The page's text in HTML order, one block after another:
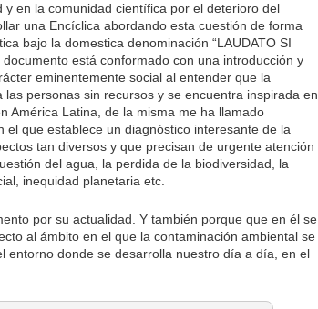
en la comunidad científica por el deterioro del
una Encíclica abordando esta cuestión de forma
bajo la domestica denominación “LAUDATO SI
documento está conformado con una introducción y
eminentemente social al entender que la
personas sin recursos y se encuentra inspirada en
América Latina, de la misma me ha llamado
que establece un diagnóstico interesante de la
tan diversos y que precisan de urgente atención
del agua, la perdida de la biodiversidad, la
inequidad planetaria etc.
por su actualidad. Y también porque que en él se
al ámbito en el que la contaminación ambiental se
entorno donde se desarrolla nuestro día a día, en el